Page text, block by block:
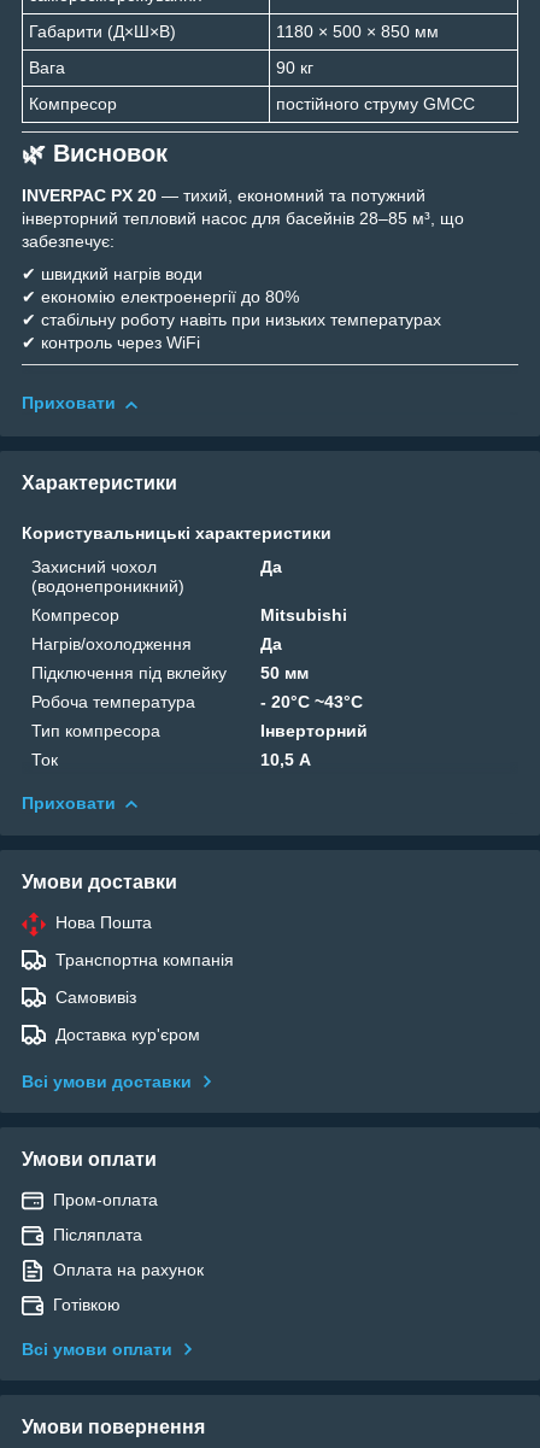
Габарити (Д×Ш×В)
1180 × 500 × 850 мм
Вага
90 кг
Компресор
постійного струму GMCC
🌿 Висновок
INVERPAC PX 20 — тихий, економний та потужний
інверторний тепловий насос для басейнів 28–85 м³, що
забезпечує:
✔ швидкий нагрів води
✔ економію електроенергії до 80%
✔ стабільну роботу навіть при низьких температурах
✔ контроль через WiFi
Приховати
Характеристики
Користувальницькі характеристики
Захисний чохол
(водонепроникний)
Да
Компресор
Mitsubishi
Нагрів/охолодження
Да
Підключення під вклейку
50 мм
Робоча температура
- 20°C ~43°C
Тип компресора
Інверторний
Ток
10,5 А
Приховати
Умови доставки
Нова Пошта
Транспортна компанія
Самовивіз
Доставка кур'єром
Всі умови доставки
Умови оплати
Пром-оплата
Післяплата
Оплата на рахунок
Готівкою
Всі умови оплати
Умови повернення